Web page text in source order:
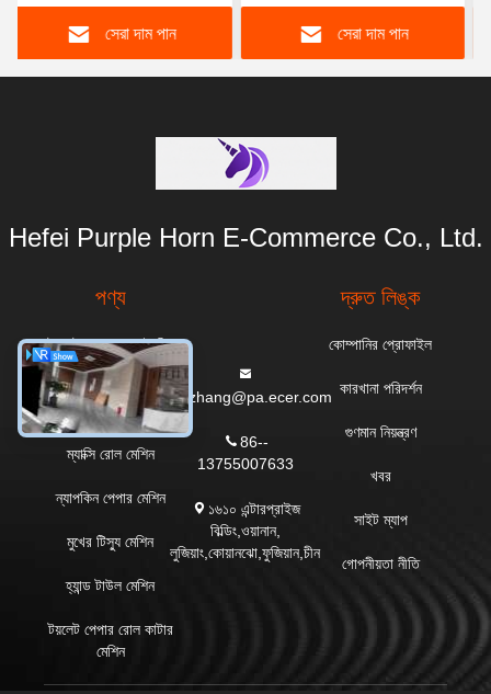
সেরা দাম পান সেরা দাম পান
Hefei Purple Horn E-Commerce Co., Ltd.
পণ্য
টয়লেট পেপার রোল তৈরির
মেশিন
রান্নাঘরের তোয়ালে মেশিন
ম্যাক্সি রোল মেশিন
ন্যাপকিন পেপার মেশিন
মুখের টিস্যু মেশিন
হ্যান্ড টাউল মেশিন
টয়লেট পেপার রোল কাটার
মেশিন
everzhang@pa.ecer.com
86--
13755007633
১৬১০ এন্টারপ্রাইজ
বিল্ডিং,ওয়ানান,
লুজিয়াং,কোয়ানঝো,ফুজিয়ান,চীন
দ্রুত লিঙ্ক
কোম্পানির প্রোফাইল
কারখানা পরিদর্শন
গুণমান নিয়ন্ত্রণ
খবর
সাইট ম্যাপ
গোপনীয়তা নীতি